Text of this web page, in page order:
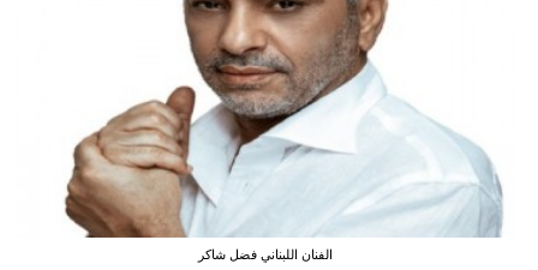
الفنان اللبناني فضل شاكر